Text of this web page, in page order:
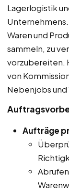
Lagerlogistik
Waren und
sammeln, zu
vorzubereiten.
von
Nebenjobs
Aufträge